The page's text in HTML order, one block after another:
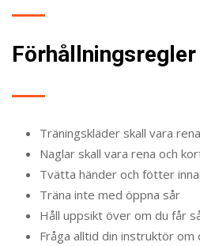
Förhållningsregler
Träningskläder skall vara rena
Naglar skall vara rena och
Tvätta händer och fötter
Träna inte med öppna sår
Håll uppsikt över om du får
Fråga alltid din instruktör om